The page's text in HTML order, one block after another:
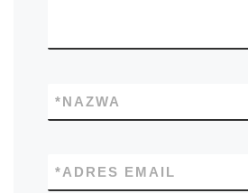
NAZWA
*
ADRES EMAIL
*